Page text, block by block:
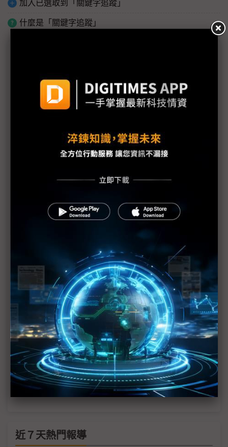
加入已選取到「關鍵字追蹤」
什麼是「關鍵字追蹤」
國產無人機難開「眼」 鏡頭需求因何遲未放量？
台廠競逐無人機影像感測晶片 紅外線加分項、AI演
佳能深化光學與AI感測模組 2026年目標延續獲利動
Embedded World聚焦無人載具 擷發楊健盟直指台
聯發科Genio平台3奈米新旗艦登場 鎖定最高階AIoT
影像處理需求
佳能企業祭「固本擴張」策略 2026年營運邁向爆發
商用機帶動高階產品、AI無人機模組放量 義隆不怕
PC下滑衝擊
擷發軟硬體前進Embedded World AIVO平台延伸
至無人機
聯詠估記憶體成2026需求關鍵 掌握「視覺邊緣AI」
新成長主力
佳能1月營收創10年新高 2026全年劍指百億大關
近７天熱門報導